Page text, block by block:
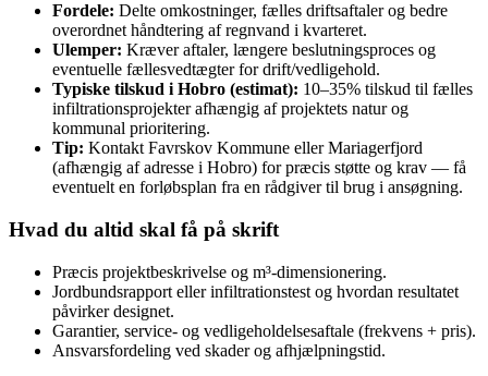
Fordele: Delte omkostninger, fælles driftsaftaler og bedre
overordnet håndtering af regnvand i kvarteret.
Ulemper: Kræver aftaler, længere beslutningsproces og
eventuelle fællesvedtægter for drift/vedligehold.
Typiske tilskud i Hobro (estimat): 10–35% tilskud til fælles
infiltrationsprojekter afhængig af projektets natur og
kommunal prioritering.
Tip: Kontakt Favrskov Kommune eller Mariagerfjord
(afhængig af adresse i Hobro) for præcis støtte og krav — få
eventuelt en forløbsplan fra en rådgiver til brug i ansøgning.
Hvad du altid skal få på skrift
Præcis projektbeskrivelse og m³‑dimensionering.
Jordbundsrapport eller infiltrationstest og hvordan resultatet
påvirker designet.
Garantier, service‑ og vedligeholdelsesaftale (frekvens + pris).
Ansvarsfordeling ved skader og afhjælpningstid.